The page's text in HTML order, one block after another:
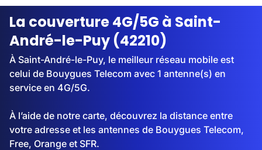
Streaming
La couverture 4G/5G à Saint-
André-le-Puy (42210)
À Saint-André-le-Puy, le meilleur réseau mobile est
celui de Bouygues Telecom avec 1 antenne(s) en
service en 4G/5G.
À l’aide de notre carte, découvrez la distance entre
votre adresse et les antennes de Bouygues Telecom,
Free, Orange et SFR.